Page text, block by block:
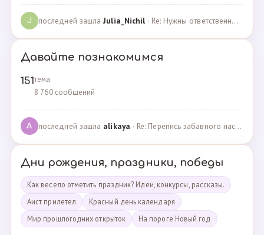
J последней зашлаJulia_Nichil· Re: Нужны ответственные и любящие детей сотрудники … · 22.07.2024
Давайте познакомимся
151тема
8 760 сообщений
A последней зашла alikaya · Re: Перепись забавного населения!!! · 09.09.2023
Дни рождения, праздники, победы
Как весело отметить праздник? Идеи, конкурсы, рассказы.
Аист прилетел
Красный день календаря
Мир прошлогодних открыток
На пороге Новый год